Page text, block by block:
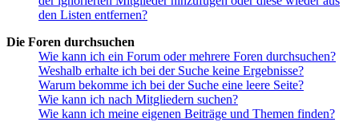
den Listen entfernen?
Die Foren durchsuchen
Wie kann ich ein Forum oder mehrere Foren durchsuchen?
Weshalb erhalte ich bei der Suche keine Ergebnisse?
Warum bekomme ich bei der Suche eine leere Seite?
Wie kann ich nach Mitgliedern suchen?
Wie kann ich meine eigenen Beiträge und Themen finden?